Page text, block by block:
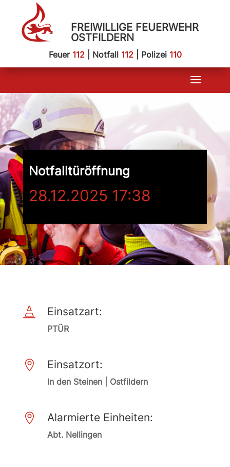
FREIWILLIGE FEUERWEHR
OSTFILDERN
Feuer 112| Notfall 112| Polizei 110
Notfalltüröffnung
28.12.2025 17:38
 Einsatzart:
PTÜR
 Einsatzort:
In den Steinen | Ostfildern
 Alarmierte Einheiten:
Abt. Nellingen